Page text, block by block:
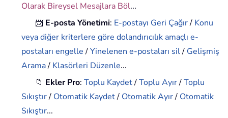
Olarak Bireysel Mesajlara Böl...
📨 E-posta Yönetimi: E-postayı Geri Çağır/ Konu
veya diğer kriterlere göre dolandırıcılık amaçlı e-
postaları engelle/Yinelenen e-postaları sil/ Gelişmiş
Arama/ Klasörleri Düzenle...
📁 Ekler Pro:Toplu Kaydet/Toplu Ayır/Toplu
Sıkıştır/ Otomatik Kaydet/ Otomatik Ayır/ Otomatik
Sıkıştır...